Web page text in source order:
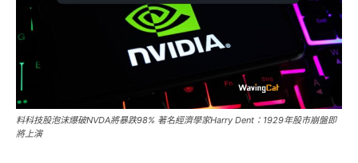
料科技股泡沫爆破NVDA將暴跌98% 著名經濟學家Harry Dent：1929年股市崩盤即
將上演